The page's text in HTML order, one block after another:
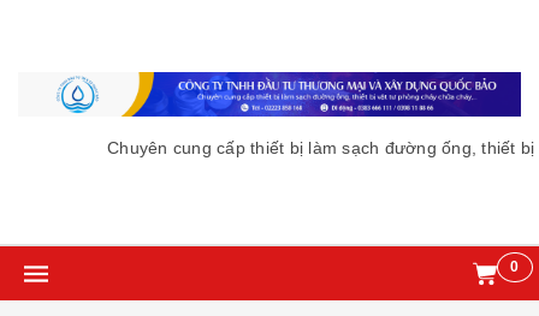
Chuyên cung cấp thiết bị làm sạch đường ống, thiết bị
0